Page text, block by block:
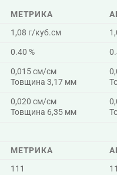
МЕТРИКА
1,08 г/куб.см
0.40 %
0,015 см/см
Товщина 3,17 мм
0,020 см/см
Товщина 6,35 мм
МЕТРИКА
111